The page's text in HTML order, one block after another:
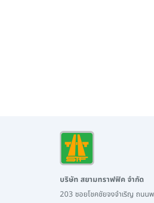
บริษัท สยามทราฟฟิค จำกัด
203 ซอยโชคชัยจงจำเริญ ถนนพ